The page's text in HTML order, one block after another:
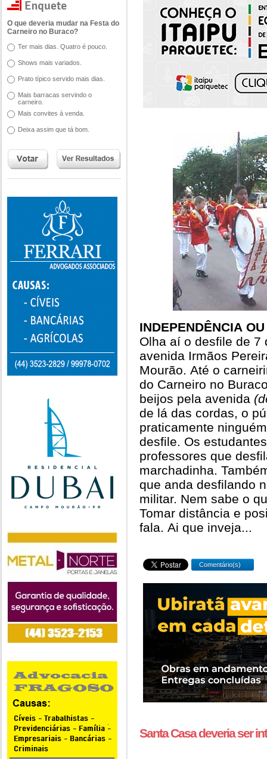
O que deveria mudar na Festa do
Carneiro no Buraco?
Ter mais dias. Quatro é pouco.
Shows mais variados.
Prato típico servido mais dias.
Mais barracas servindo o
carneiro.
Mais convites à venda.
Deixa assim que tá bom.
INDEPENDÊNCIA
Olha aí o desfile de 7
avenida Irmãos
Mourão. Até o
do Carneiro no
beijos pela avenida
de lá das cordas, o
praticamente
desfile. Os
professores que
marchadinha.
que anda desfilando
militar. Nem sabe o
Tomar distância e
fala. Ai que inveja...
Comentário(s)
Santa Casa deveria ser